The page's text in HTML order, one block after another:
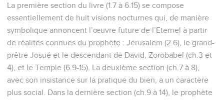
La première section du livre (1.7 à 6.15) se compose
essentiellement de huit visions nocturnes qui, de manière
symbolique annoncent l’œuvre future de l’Eternel à partir
de réalités connues du prophète : Jérusalem (2.6), le grand-
prêtre Josué et le descendant de David, Zorobabel (ch.3 et
4), et le Temple (6.9-15). La deuxième section (ch.7 à 8),
avec son insistance sur la pratique du bien, a un caractère
plus social. Dans la dernière section (ch.9 à 14), le prophète